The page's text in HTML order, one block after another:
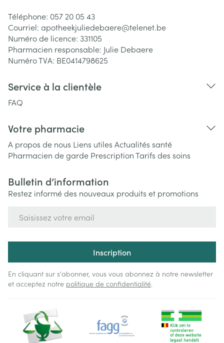
Téléphone: 057 20 05 43
Courriel: apotheekjuliedebaere@telenet.be
Numéro de licence: 331105
Pharmacien responsable: Julie Debaere
Numéro TVA: BE0414798625
Service à la clientèle
FAQ
Votre pharmacie
A propos de nous Liens utiles Actualités santé
Pharmacien de garde PrescriptionTarifs des soins
Bulletin d’information
Restez informé des nouveaux produits et promotions
Inscription
En cliquant sur s'abonner, vous vous abonnez à notre newsletter
et acceptez notre politique de confidentialité.